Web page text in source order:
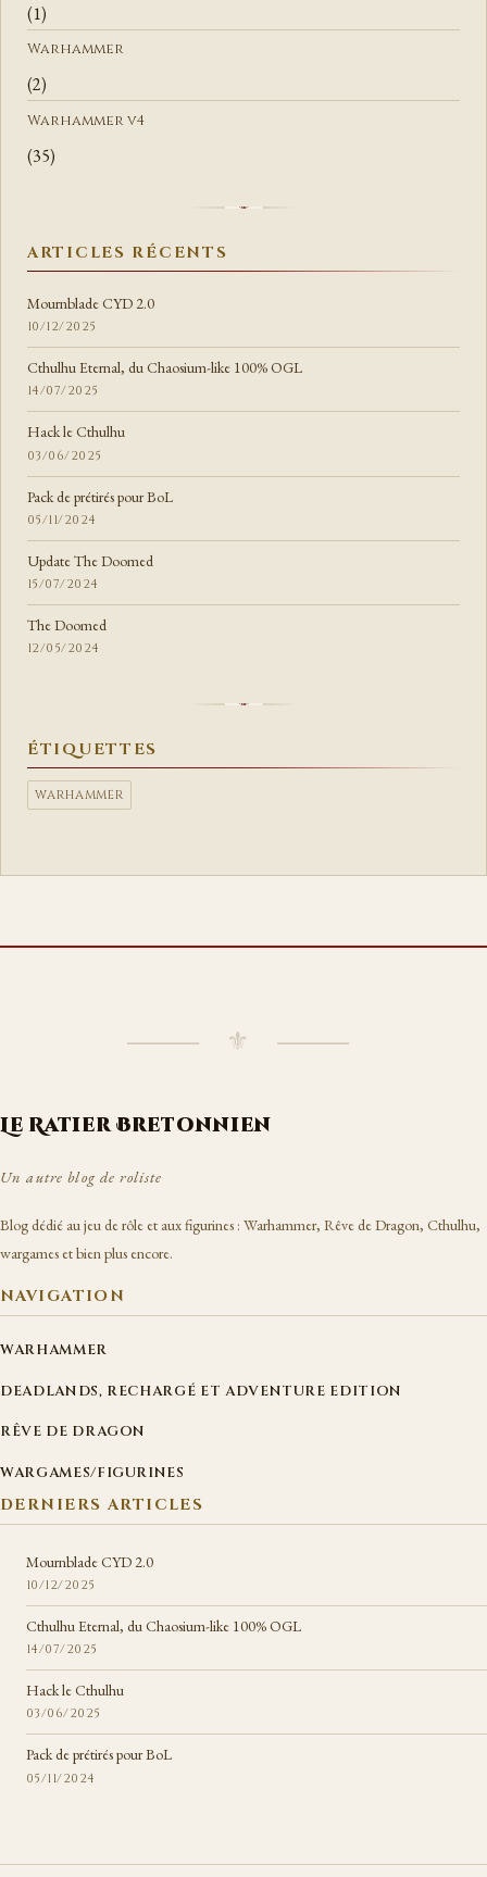
(1)
Warhammer
(2)
Warhammer v4
(35)
ARTICLES RÉCENTS
Mournblade CYD 2.0
10/12/2025
Cthulhu Eternal, du Chaosium-like 100% OGL
14/07/2025
Hack le Cthulhu
03/06/2025
Pack de prétirés pour BoL
05/11/2024
Update The Doomed
15/07/2024
The Doomed
12/05/2024
ÉTIQUETTES
WARHAMMER
⸻ ⚜ ⸻
Le Ratier Bretonnien
Un autre blog de roliste
Blog dédié au jeu de rôle et aux figurines : Warhammer, Rêve de Dragon, Cthulhu,
wargames et bien plus encore.
NAVIGATION
WARHAMMER
DEADLANDS, RECHARGÉ ET ADVENTURE EDITION
RÊVE DE DRAGON
WARGAMES/FIGURINES
DERNIERS ARTICLES
Mournblade CYD 2.0
10/12/2025
Cthulhu Eternal, du Chaosium-like 100% OGL
14/07/2025
Hack le Cthulhu
03/06/2025
Pack de prétirés pour BoL
05/11/2024